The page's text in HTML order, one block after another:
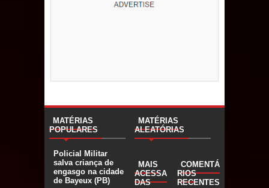
MATÉRIAS
POPULARES
Policial Militar
salva criança de
engasgo na cidade
de Bayeux (PB)
MATÉRIAS
ALEATÓRIAS
MAIS
ACESSA
DAS
COMENTÁ
RIOS
RECENTES